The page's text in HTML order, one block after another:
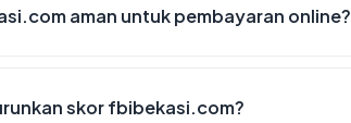
aman untuk pembayaran online?
skor fbibekasi.com?